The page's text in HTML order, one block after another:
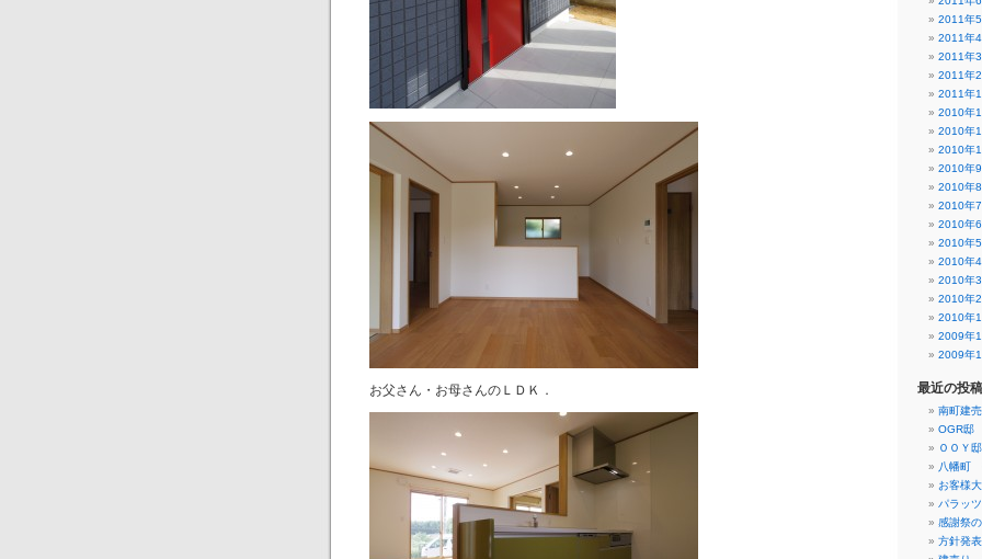
お父さん・お母さんのＬＤＫ．
2011年5
2011年4
2011年3
2011年2
2011年1
2010年
2010年
2010年
2010年9
2010年8
2010年7
2010年6
2010年5
2010年4
2010年3
2010年2
2010年1
2009年
2009年
最近の投稿
南町建
OGR邸
ＯＯＹ
八幡町
お客様
パラッ
感謝祭
方針発